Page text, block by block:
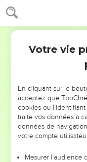
Jean 4
Galilée, il alla le
qui était sur le point de
48
des choses
Mais le
—Va, lui dit Jésus,
Cet homme crut Jésus
Sur le chemin du
à sa rencontre et lui
Il leur demanda à
Votre vie
En cliquant sur le
acceptez que
cookies ou
traite vos données à
données de
votre compte
Mesurer l'audience